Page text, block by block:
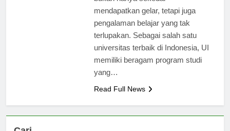
bukan hanya sekedar
mendapatkan gelar, tetapi juga
pengalaman belajar yang tak
terlupakan. Sebagai salah satu
universitas terbaik di Indonesia, UI
memiliki beragam program studi